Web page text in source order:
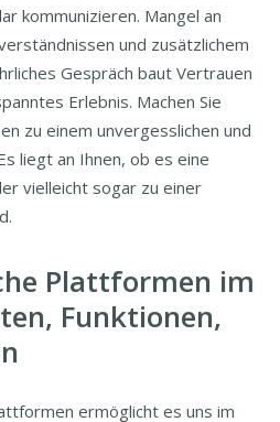
kommunizieren. Mangel an
und zusätzlichem
Gespräch baut Vertrauen
Erlebnis. Machen Sie
zu einem unvergesslichen und
liegt an Ihnen, ob es eine
vielleicht sogar zu einer
Plattformen im
Funktionen,
ermöglicht es uns im